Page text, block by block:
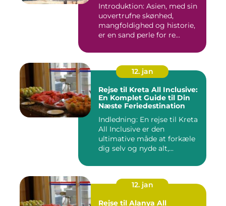
Introduktion: Asien, med sin
uovertrufne skønhed,
mangfoldighed og historie,
er en sand perle for re...
12. jan
Rejse til Kreta All Inclusive:
En Komplet Guide til Din
Næste Feriedestination
Indledning: En rejse til Kreta
All Inclusive er den
ultimative måde at forkæle
dig selv og nyde alt,...
12. jan
Rejse til Alanya All